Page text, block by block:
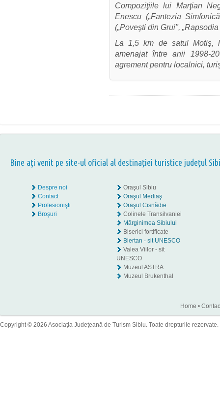
Compoziţiile lui Marţian
Enescu („Fantezia Simfonică
(„Poveşti din Grui", „
La 1,5 km de satul Motiș,
amenajat între anii 1998-
agrement pentru localnici,
Bine aţi venit pe site-ul oficial al destinației turistice județul
Despre noi
Contact
Profesionişti
Broşuri
Oraşul Sibiu
Oraşul Mediaş
Oraşul Cisnădie
Colinele Transilvaniei
Mărginimea Sibiului
Biserici fortificate
Biertan - sit UNESCO
Valea Viilor - sit
UNESCO
Muzeul ASTRA
Muzeul Brukenthal
Home •
Copyright © 2026 Asociaţia Judeţeană de Turism Sibiu. Toate drepturile rezervate.